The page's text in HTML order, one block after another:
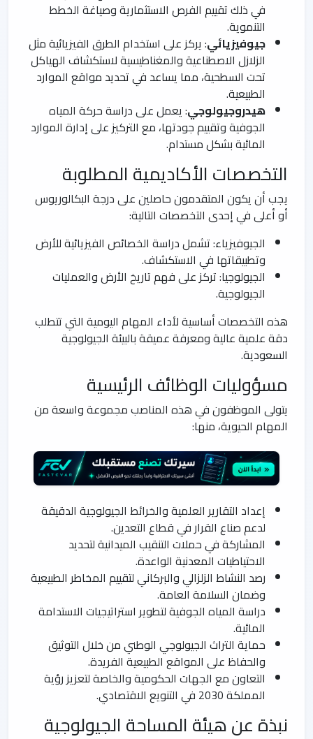
في ذلك تقييم الفرص الاستثمارية وصياغة الخطط
التنموية.
جيوفيزيائي: يركز على استخدام الطرق الفيزيائية مثل
الزلازل الاصطناعية والمغناطيسية لاستكشاف الهياكل
تحت السطحية، مما يساعد في تحديد مواقع الموارد
الطبيعية.
هيدروجيولوجي: يعمل على دراسة حركة المياه
الجوفية وتقييم جودتها، مع التركيز على إدارة الموارد
المائية بشكل مستدام.
التخصصات الأكاديمية المطلوبة
يجب أن يكون المتقدمون حاصلين على درجة البكالوريوس
أو أعلى في إحدى التخصصات التالية:
الجيوفيزياء: تشمل دراسة الخصائص الفيزيائية للأرض
وتطبيقاتها في الاستكشاف.
الجيولوجيا: تركز على فهم تاريخ الأرض والعمليات
الجيولوجية.
هذه التخصصات أساسية لأداء المهام اليومية التي تتطلب
دقة علمية عالية ومعرفة عميقة بالبيئة الجيولوجية
السعودية.
مسؤوليات الوظائف الرئيسية
يتولى الموظفون في هذه المناصب مجموعة واسعة من
المهام الحيوية، منها:
إعداد التقارير العلمية والخرائط الجيولوجية الدقيقة
لدعم صناع القرار في قطاع التعدين.
المشاركة في حملات التنقيب الميدانية لتحديد
الاحتياطيات المعدنية الواعدة.
رصد النشاط الزلزالي والبركاني لتقييم المخاطر الطبيعية
وضمان السلامة العامة.
دراسة المياه الجوفية لتطوير استراتيجيات الاستدامة
المائية.
حماية التراث الجيولوجي الوطني من خلال التوثيق
والحفاظ على المواقع الطبيعية الفريدة.
التعاون مع الجهات الحكومية والخاصة لتعزيز رؤية
المملكة 2030 في التنويع الاقتصادي.
نبذة عن هيئة المساحة الجيولوجية